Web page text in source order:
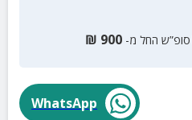
סופ”ש החל מ- 900
₪
WhatsApp